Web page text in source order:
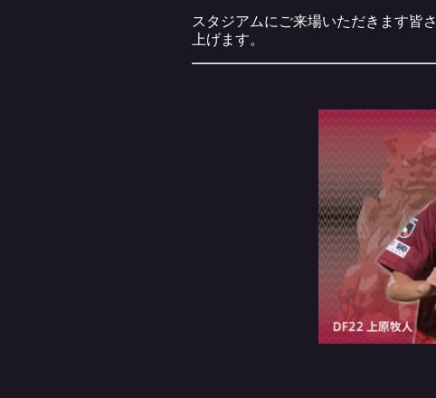
スタジアムにご来場いただきます皆
上げます。